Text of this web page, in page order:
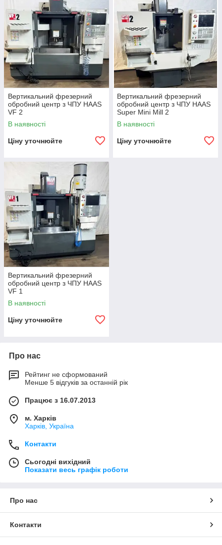
Вертикальний фрезерний
обробний центр з ЧПУ HAAS
VF 2
В наявності
Ціну уточнюйте
Вертикальний фрезерний
обробний центр з ЧПУ HAAS
Super Mini Mill 2
В наявності
Ціну уточнюйте
Вертикальний фрезерний
обробний центр з ЧПУ HAAS
VF 1
В наявності
Ціну уточнюйте
Про нас
Рейтинг не сформований
Менше 5 відгуків за останній рік
Працює з 16.07.2013
м. Харків
Харків, Україна
Контакти
Сьогодні вихідний
Показати весь графік роботи
Про нас
Контакти